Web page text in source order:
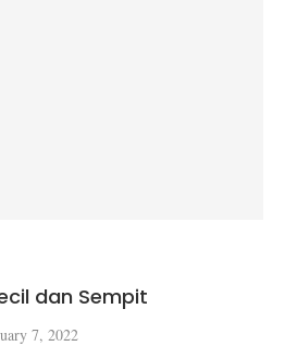
dan Sempit
7, 2022